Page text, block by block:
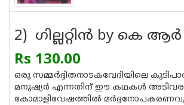
2) ഗില്ലറ്റി‌ന്‍ by കെ ആര്‍
Rs 130.00
ഒരു സമ്മര്‍ദ്ദിതനാടകവേദിയിലെ
മനുഷ്യര്‍ എന്നതിന്‌ ഈ കഥകള്‍
കോമാളിവേഷത്തില്‍